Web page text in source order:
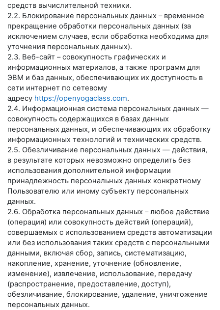
средств вычислительной техники.
2.2. Блокирование персональных данных – временное
прекращение обработки персональных данных (за
исключением случаев, если обработка необходима для
уточнения персональных данных).
2.3. Веб-сайт – совокупность графических и
информационных материалов, а также программ для
ЭВМ и баз данных, обеспечивающих их доступность в
сети интернет по сетевому
адресу https://openyogaclass.com.
2.4. Информационная система персональных данных —
совокупность содержащихся в базах данных
персональных данных, и обеспечивающих их обработку
информационных технологий и технических средств.
2.5. Обезличивание персональных данных — действия,
в результате которых невозможно определить без
использования дополнительной информации
принадлежность персональных данных конкретному
Пользователю или иному субъекту персональных
данных.
2.6. Обработка персональных данных – любое действие
(операция) или совокупность действий (операций),
совершаемых с использованием средств автоматизации
или без использования таких средств с персональными
данными, включая сбор, запись, систематизацию,
накопление, хранение, уточнение (обновление,
изменение), извлечение, использование, передачу
(распространение, предоставление, доступ),
обезличивание, блокирование, удаление, уничтожение
персональных данных.